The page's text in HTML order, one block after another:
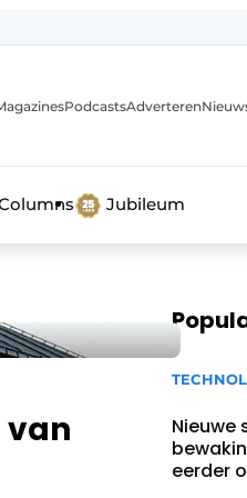
PodcastsAdverteren
Jubileum
van
Nieuwe
eerder